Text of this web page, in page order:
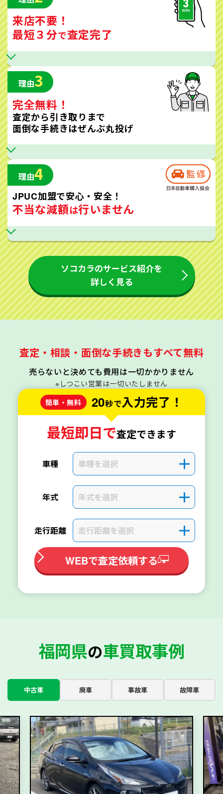
来店不要！
最短３分で査定完了
理由3
完全無料！
査定から引き取りまで
面倒な手続きはぜんぶ丸投げ
理由4
JPUC加盟で安心・安全！
不当な減額は行いません
ソコカラのサービス紹介を
詳しく見る
査定・相談・面倒な手続きもすべて無料
売らないと決めても費用は一切かかりません
※しつこい営業は一切いたしません
簡単・無料
20秒で入力完了！
最短即日で査定できます
車種 車種を選択 ＋
年式 年式を選択 ＋
走行距離 走行距離を選択 ＋
WEBで査定依頼する
福岡県の車買取事例
中古車 廃車 事故車 故障車